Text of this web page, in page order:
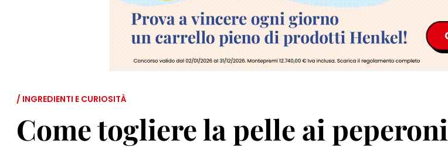
/ INGREDIENTI E CURIOSITÀ
Come togliere la pelle ai peperoni